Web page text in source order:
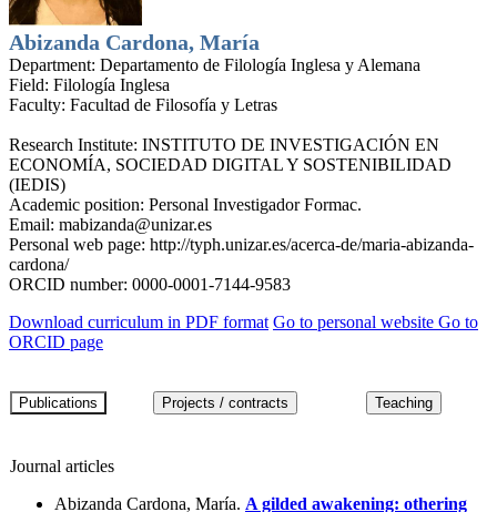
Abizanda Cardona, María
Department: Departamento de Filología Inglesa y Alemana
Field: Filología Inglesa
Faculty: Facultad de Filosofía y Letras
Research Institute: INSTITUTO DE INVESTIGACIÓN EN
ECONOMÍA, SOCIEDAD DIGITAL Y SOSTENIBILIDAD
(IEDIS)
Academic position: Personal Investigador Formac.
Email: mabizanda@unizar.es
Personal web page: http://typh.unizar.es/acerca-de/maria-abizanda-
cardona/
ORCID number: 0000-0001-7144-9583
Download curriculum in PDF format Go to personal website Go to
ORCID page
Journal articles
Abizanda Cardona, María. A gilded awakening: othering